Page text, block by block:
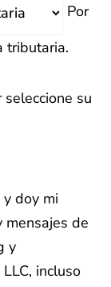
Por
tributaria.
seleccione su
doy mi
mensajes de
y
incluso